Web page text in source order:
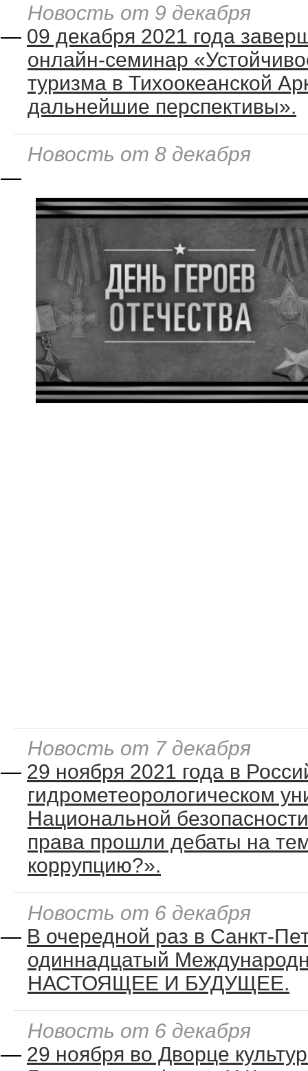
Новость от 9 декабря
— 09 декабря 2021 года
онлайн-семинар
туризма в Тихоокеанской
дальнейшие перспективы».
Новость от 8 декабря
—
Новость от 7 декабря
— 29 ноября 2021 года в
гидрометеорологическом
Национальной
права прошли дебаты на
коррупцию?».
Новость от 6 декабря
— В очередной раз в Санкт-
одиннадцатый
НАСТОЯЩЕЕ И БУДУЩЕЕ.
Новость от 6 декабря
— 29 ноября во Дворце